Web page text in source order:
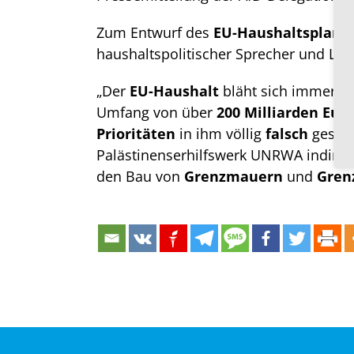
Zum Entwurf des EU-Haushaltsplans
haushaltspolitischer Sprecher und
„Der EU-Haushalt bläht sich immer
Umfang von über 200 Milliarden Euro
Prioritäten in ihm völlig falsch
Palästinenserhilfswerk UNRWA
den Bau von Grenzmauern und